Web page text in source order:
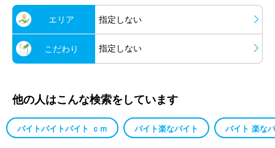
エリア 指定しない
こだわり 指定しない
他の人はこんな検索をしています
バイトバイトバイト ｃｍ バイト楽なバイト バイト 楽な